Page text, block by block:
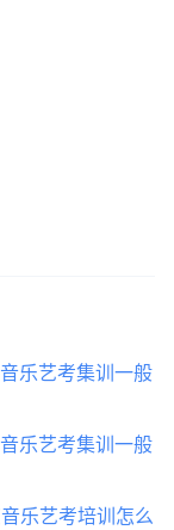
乐艺考集训一般
乐艺考集训一般
乐艺考培训怎么